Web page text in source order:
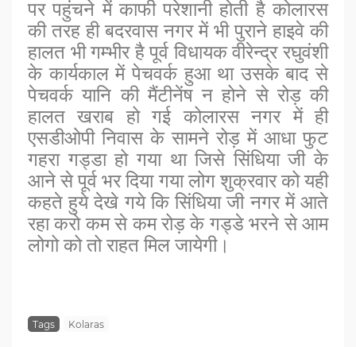
पर पहुंचने में काफी परेशानी होती है कोलारस
की तरह ही बदरवास नगर में भी पुराने हाइवे की
हालत भी गम्भीर है पूर्व विधायक वीरेन्द्र रघुवंशी
के कार्यकाल में पेचवर्क हुआ था उसके बाद से
पेचवर्क यानि की मैंटीनेंष न होने से रोड़ की
हालत खराब हो गई कोलारस नगर में ही
एसडीओपी निवास के सामने रोड़ में आधा फुट
गहरा गड्डा हो गया था जिसे सिंधिया जी के
आने से पूर्व भर दिया गया लोग शुक्रवार को यही
कहते हुये देखे गये कि सिंधिया जी नगर में आते
रहा करो कम से कम रोड़ के गड्डे भरने से आम
लोगो को तो राहत मिल जायेगी।
Tags Kolaras